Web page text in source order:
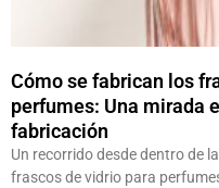
Cómo se fabrican los
perfumes: Una mirada
fabricación
Un recorrido desde dentro de
frascos de vidrio para